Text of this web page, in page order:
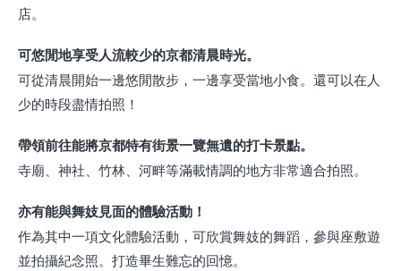
店。
可悠閒地享受人流較少的京都清晨時光。
可從清晨開始一邊悠閒散步，一邊享受當地小食。還可以在人
少的時段盡情拍照！
帶領前往能將京都特有街景一覽無遺的打卡景點。
寺廟、神社、竹林、河畔等滿載情調的地方非常適合拍照。
亦有能與舞妓見面的體驗活動！
作為其中一項文化體驗活動，可欣賞舞妓的舞蹈，參與座敷遊
並拍攝紀念照。打造畢生難忘的回憶。